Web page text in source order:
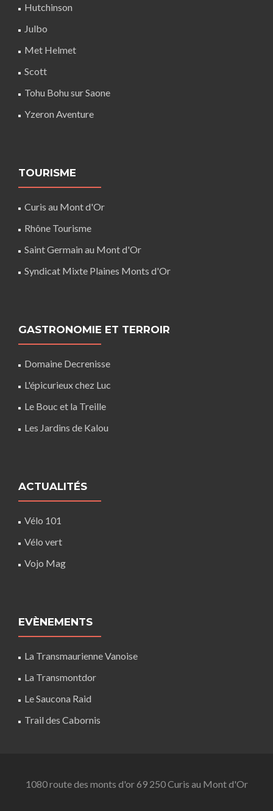
Hutchinson
Julbo
Met Helmet
Scott
Tohu Bohu sur Saone
Yzeron Aventure
TOURISME
Curis au Mont d'Or
Rhône Tourisme
Saint Germain au Mont d'Or
Syndicat Mixte Plaines Monts d'Or
GASTRONOMIE ET TERROIR
Domaine Decrenisse
L'épicurieux chez Luc
Le Bouc et la Treille
Les Jardins de Kalou
ACTUALITÉS
Vélo 101
Vélo vert
Vojo Mag
EVÈNEMENTS
La Transmaurienne Vanoise
La Transmontdor
Le Saucona Raid
Trail des Cabornis
1080 route des monts d'or 69 250 Curis au Mont d'Or